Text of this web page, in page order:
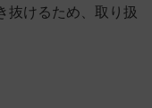
抜けるため、取り扱